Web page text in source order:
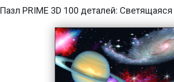
Пазл PRIME 3D 100 деталей: